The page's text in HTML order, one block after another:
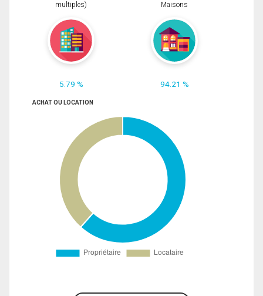
multiples)
5.79 %
Maisons
94.21 %
ACHAT OU LOCATION